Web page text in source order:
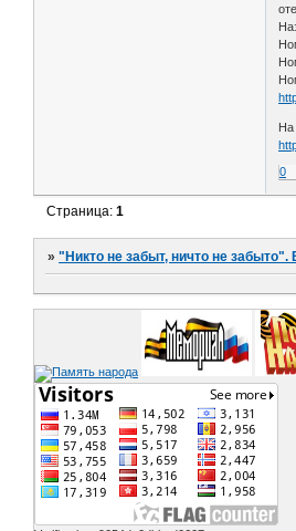
На
0
Страница:1
»"Никто не забыт, ничто не забыто".